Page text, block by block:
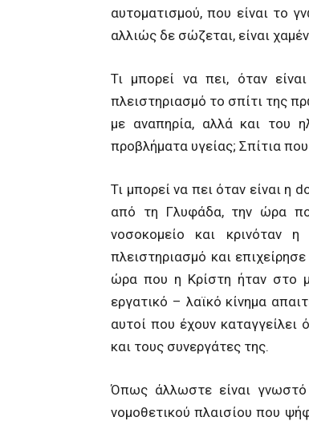
αυτοματισμού, που είναι το
αλλιώς δε σώζεται, είναι
Τι μπορεί να πει, όταν
πλειστηριασμό το σπίτι της
με αναπηρία, αλλά και του
προβλήματα υγείας; Σπίτια
Τι μπορεί να πει όταν είναι η
από τη Γλυφάδα, την ώρα
νοσοκομείο και
πλειστηριασμό και
ώρα που η Κρίστη ήταν στο
εργατικό – λαϊκό κίνημα
αυτοί που έχουν καταγγείλει
και τους συνεργάτες της.
Όπως άλλωστε είναι
νομοθετικού πλαισίου που